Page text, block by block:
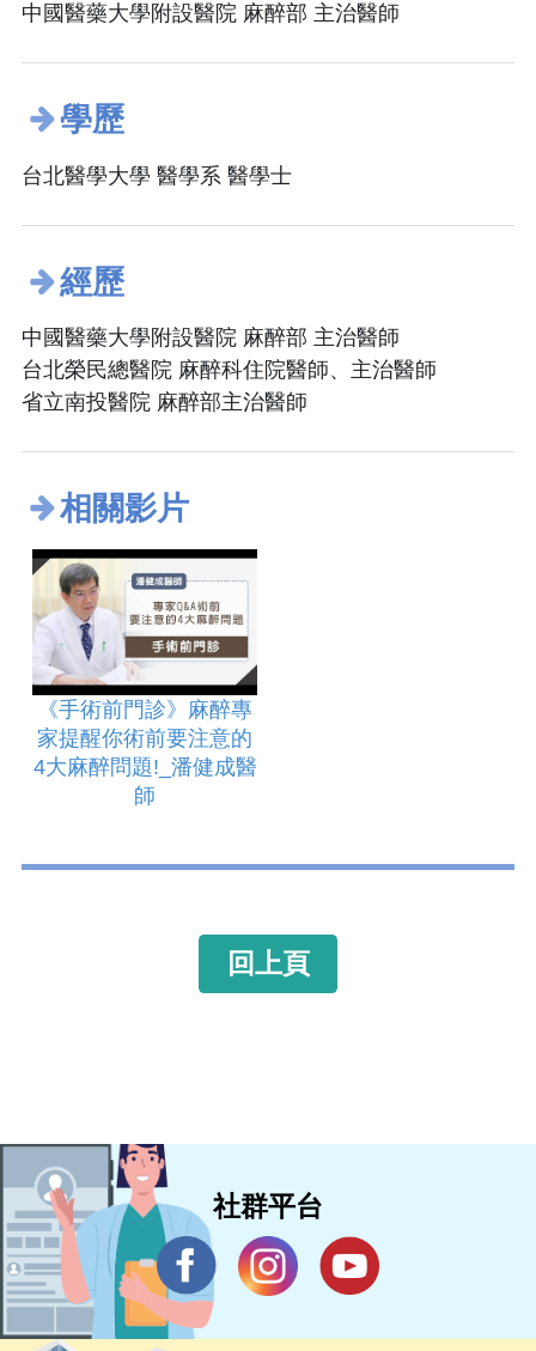
中國醫藥大學附設醫院 麻醉部 主治醫師
學歷
台北醫學大學 醫學系 醫學士
經歷
中國醫藥大學附設醫院 麻醉部 主治醫師
台北榮民總醫院 麻醉科住院醫師、主治醫師
省立南投醫院 麻醉部主治醫師
相關影片
《手術前門診》麻醉專
家提醒你術前要注意的
4大麻醉問題!_潘健成醫
師
回上頁
社群平台